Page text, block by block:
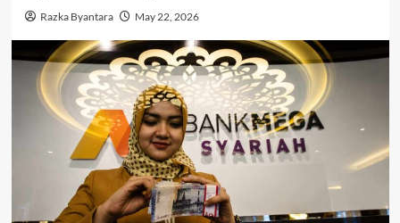
Razka Byantara May 22, 2026